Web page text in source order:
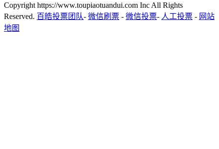
Copyright https://www.toupiaotuandui.com Inc All Rights
Reserved. 百皓投票团队- 微信刷票 - 微信投票- 人工投票 - 网站
地图